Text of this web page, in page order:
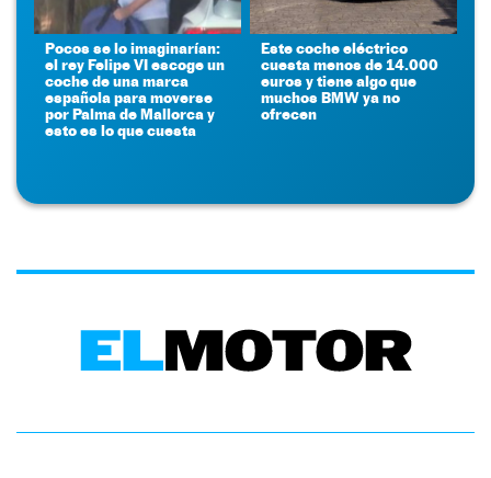
Pocos se lo imaginarían:
el rey Felipe VI escoge un
coche de una marca
española para moverse
por Palma de Mallorca y
esto es lo que cuesta
Este coche eléctrico
cuesta menos de 14.000
euros y tiene algo que
muchos BMW ya no
ofrecen